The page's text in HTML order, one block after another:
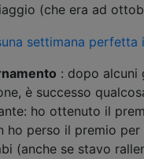
(che era ad
: dopo alcuni
è successo
ho ottenuto il
ho perso il premio
(anche se stavo